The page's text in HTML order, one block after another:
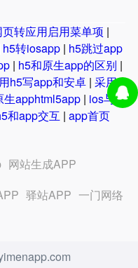
页转应用启用菜单项 |
h5转iosapp | h5跳过app
| h5和原生app的区别 |
用h5写app和安卓 | 采用
生apphtml5app | ios与
和app交互 | app首页
网站生成APP
驿站APP 一门网络